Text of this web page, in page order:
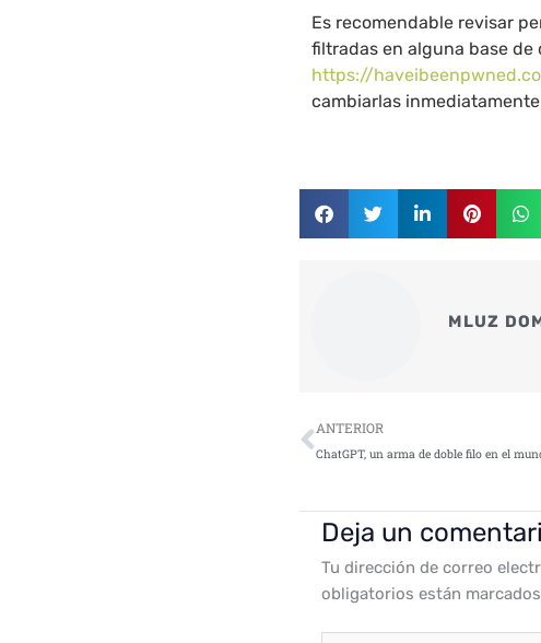
Es recomendable revisar
filtradas en alguna base de
https://
cambiarlas
MLUZ
Ant
ANTERIOR
Deja un
Tu dirección de correo
obligatorios están